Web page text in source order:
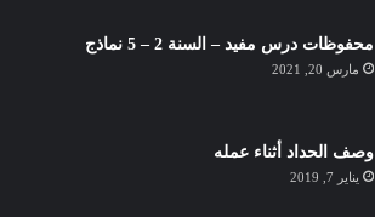
محفوظات درس مفيد – السنة 2 – 5 نماذج
مارس 20, 2021
وصف الحداد أثناء عمله
يناير 7, 2019